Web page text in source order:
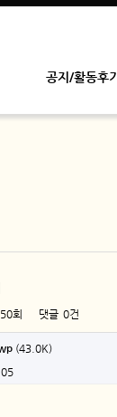
공지/활동후기
회 댓글 0건
(43.0K)